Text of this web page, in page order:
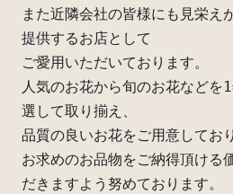
また近隣会社の皆様にも見栄え
提供するお店として
ご愛用いただいております。
人気のお花から旬のお花などを
選して取り揃え、
品質の良いお花をご用意してお
お求めのお品物をご納得頂ける
だきますよう努めております。